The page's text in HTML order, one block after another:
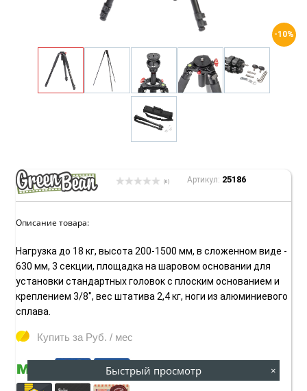
-10%
(0) Артикул: 25186
Описание товара:
Нагрузка до 18 кг, высота 200-1500 мм, в сложенном виде -
630 мм, 3 секции, площадка на шаровом основании для
установки стандартных головок с плоским основанием и
креплением 3/8", вес штатива 2,4 кг, ноги из алюминиевого
сплава.
Купить за Руб. / мес
Быстрый просмотр ×